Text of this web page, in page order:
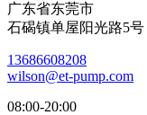
广东省东莞市
石碣镇单屋阳光路5号
13686608208
wilson@et-pump.com
08:00-20:00